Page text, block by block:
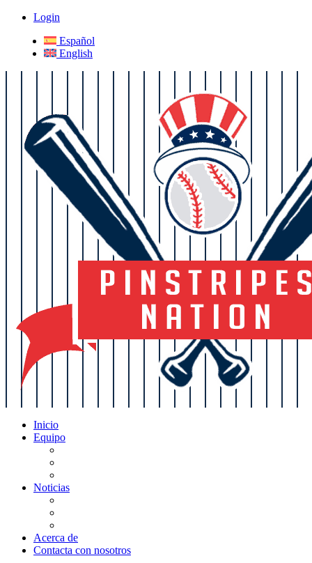
Login
Español
English
Inicio
Equipo
Noticias
Acerca de
Contacta con nosotros